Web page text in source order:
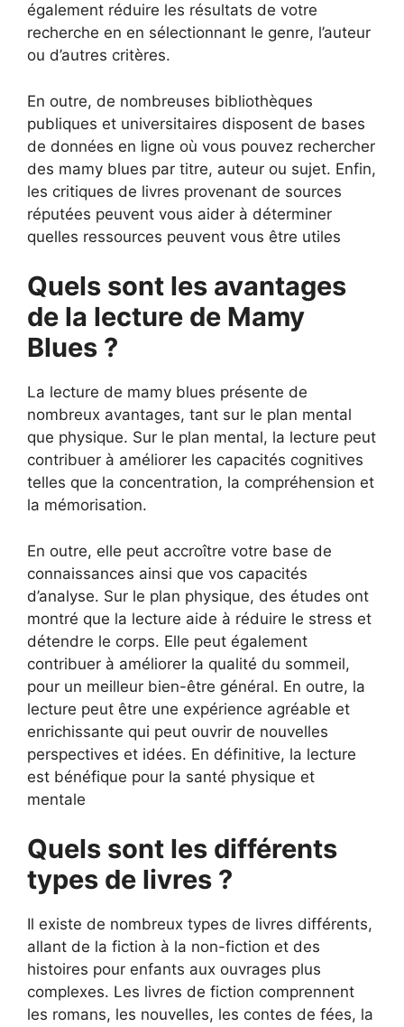
également réduire les résultats de votre
recherche en en sélectionnant le genre, l’auteur
ou d’autres critères.
En outre, de nombreuses bibliothèques
publiques et universitaires disposent de bases
de données en ligne où vous pouvez rechercher
des mamy blues par titre, auteur ou sujet. Enfin,
les critiques de livres provenant de sources
réputées peuvent vous aider à déterminer
quelles ressources peuvent vous être utiles
Quels sont les avantages
de la lecture de Mamy
Blues ?
La lecture de mamy blues présente de
nombreux avantages, tant sur le plan mental
que physique. Sur le plan mental, la lecture peut
contribuer à améliorer les capacités cognitives
telles que la concentration, la compréhension et
la mémorisation.
En outre, elle peut accroître votre base de
connaissances ainsi que vos capacités
d’analyse. Sur le plan physique, des études ont
montré que la lecture aide à réduire le stress et
détendre le corps. Elle peut également
contribuer à améliorer la qualité du sommeil,
pour un meilleur bien-être général. En outre, la
lecture peut être une expérience agréable et
enrichissante qui peut ouvrir de nouvelles
perspectives et idées. En définitive, la lecture
est bénéfique pour la santé physique et
mentale
Quels sont les différents
types de livres ?
Il existe de nombreux types de livres différents,
allant de la fiction à la non-fiction et des
histoires pour enfants aux ouvrages plus
complexes. Les livres de fiction comprennent
les romans, les nouvelles, les contes de fées, la